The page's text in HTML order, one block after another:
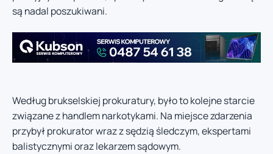
są nadal poszukiwani.
Według brukselskiej prokuratury, było to kolejne starcie
związane z handlem narkotykami. Na miejsce zdarzenia
przybył prokurator wraz z sędzią śledczym, ekspertami
balistycznymi oraz lekarzem sądowym.